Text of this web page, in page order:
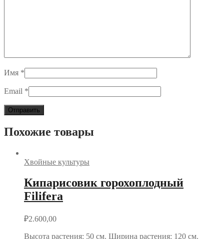
Имя *
Email *
Похожие товары
Хвойные культуры
Кипарисовик горохоплодный
Filifera
₽2.600,00
Высота растения: 50 см. Ширина растения: 120 см.